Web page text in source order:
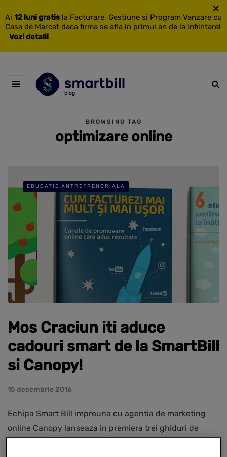
Ai 12 luni gratis la Facturare, Gestiune si Program Vanzare cu
Casa de Marcat daca firma se afla in primul an de la infiintare!
Vezi detalii
×
BROWSING TAG
optimizare online
EDUCATIE ANTREPRENORIALA
Mos Craciun iti aduce
cadouri smart de la SmartBill
si Canopy!
15 decembrie 2016
Echipa Smart Bill impreuna cu agentia de marketing
online Canopy lanseaza in premiera trei ghiduri de